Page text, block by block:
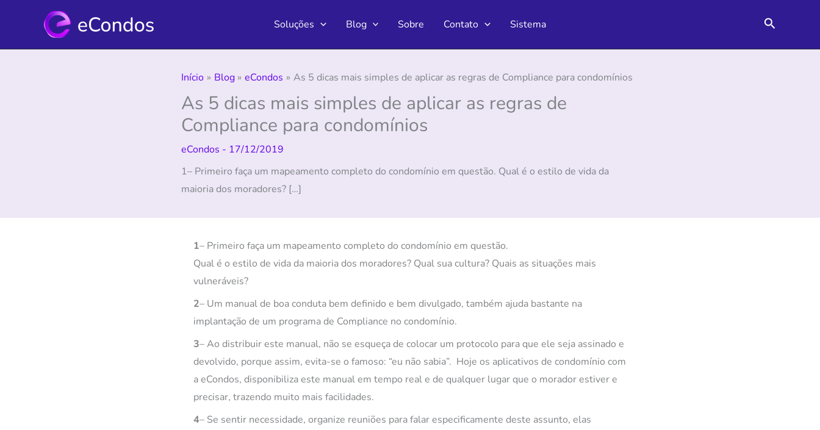
Soluções Blog Sobre Contato Sistema Pesquisar
Início Blog eCondos As 5 dicas mais simples de aplicar as regras de Compliance para condomínios
As 5 dicas mais simples de aplicar as regras de
Compliance para condomínios
eCondos - 17/12/2019
1– Primeiro faça um mapeamento completo do condomínio em questão. Qual é o estilo de vida da
maioria dos moradores? […]
1– Primeiro faça um mapeamento completo do condomínio em questão.
Qual é o estilo de vida da maioria dos moradores? Qual sua cultura? Quais as situações mais
vulneráveis?
2– Um manual de boa conduta bem definido e bem divulgado, também ajuda bastante na
implantação de um programa de Compliance no condomínio.
3– Ao distribuir este manual, não se esqueça de colocar um protocolo para que ele seja assinado e
devolvido, porque assim, evita-se o famoso: “eu não sabia”. Hoje os aplicativos de condomínio com
a eCondos, disponibiliza este manual em tempo real e de qualquer lugar que o morador estiver e
precisar, trazendo muito mais facilidades.
4– Se sentir necessidade, organize reuniões para falar especificamente deste assunto, elas